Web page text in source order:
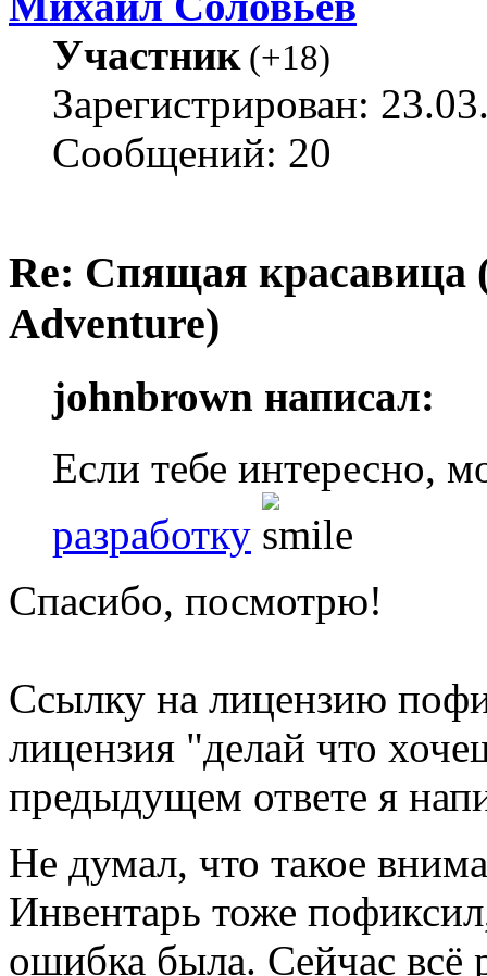
Участник(+18)
Зарегистрирован:
Сообщений: 20
Re: Спящая красавица
Adventure)
johnbrown написал:
Если тебе интересно,
разработку
Спасибо, посмотрю!
Ссылку на лицензию
лицензия "делай что
предыдущем ответе я
Не думал, что такое
Инвентарь тоже
ошибка была. Сейчас всё